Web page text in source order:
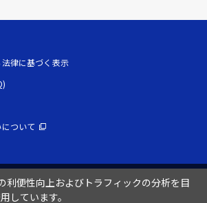
律に基づく表示
ついて
利便性向上およびトラフィックの分析を目
しています。